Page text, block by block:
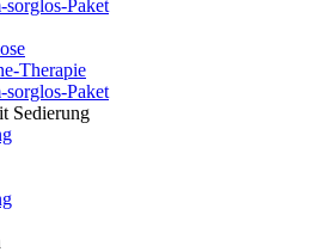
sorglos-Paket
Therapie
sorglos-Paket
Sedierung